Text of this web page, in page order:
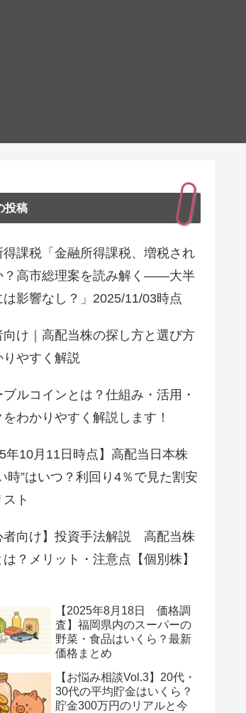
投稿
得課税「金融所得課税、増税され
？高市総理案を読み解く――大半
は影響なし？」2025/11/03時点
向け｜高配当株の探し方と選び方
りやすく解説
ブルコインとは？仕組み・活用・
をわかりやすく解説します！
年10月11日時点】高配当日本株
時”はいつ？利回り4％で見た割安
ト
者向け】投資手法解説 高配当株
？メリット・注意点【個別株】
【2025年8月18日 価格調
査】福岡県内のスーパーの
野菜・食品はいくら？最新
価格まとめ
【お悩み相談Vol.3】20代・
30代の平均貯金はいくら？
貯金300万円のリアルと今